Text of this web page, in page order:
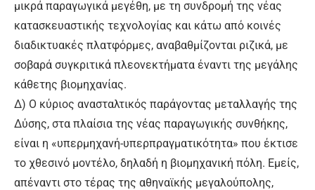
μικρά παραγωγικά μεγέθη, με τη συνδρομή της νέας
κατασκευαστικής τεχνολογίας και κάτω από κοινές
διαδικτυακές πλατφόρμες, αναβαθμίζονται ριζικά, με
σοβαρά συγκριτικά πλεονεκτήματα έναντι της μεγάλης
κάθετης βιομηχανίας.
Δ) Ο κύριος ανασταλτικός παράγοντας μεταλλαγής της
Δύσης, στα πλαίσια της νέας παραγωγικής συνθήκης,
είναι η «υπερμηχανή-υπερπραγματικότητα» που έκτισε
το χθεσινό μοντέλο, δηλαδή η βιομηχανική πόλη. Εμείς,
απέναντι στο τέρας της αθηναϊκής μεγαλούπολης,